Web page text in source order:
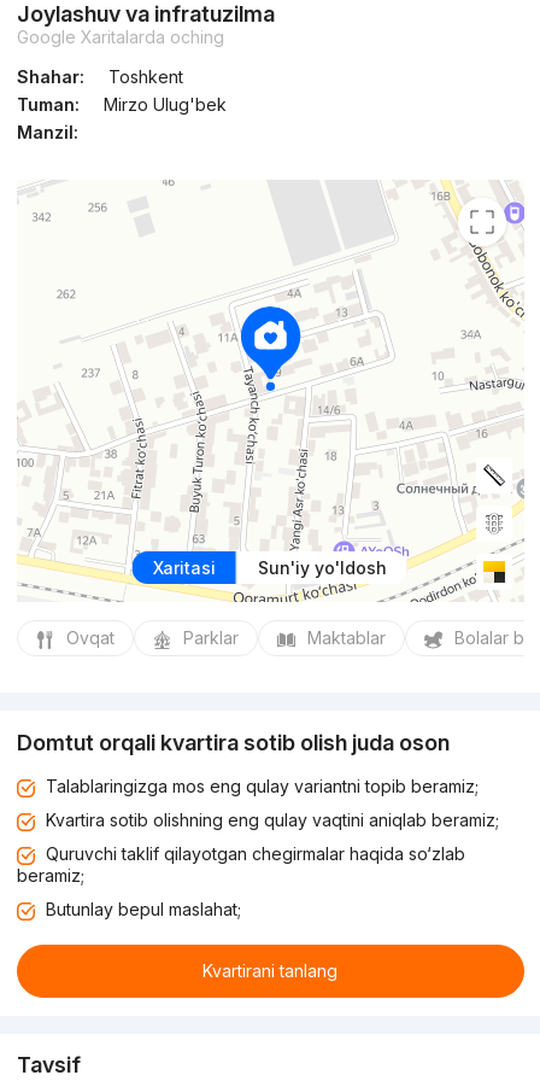
Joylashuv va infratuzilma
Google Xaritalarda oching
Shahar:
Toshkent
Tuman:
Mirzo Ulug'bek
Manzil:
Xaritasi Sun'iy yo'ldosh
Ovqat Parklar Maktablar Bolalar
Domtut orqali kvartira sotib olish juda oson
Talablaringizga mos eng qulay variantni topib beramiz;
Kvartira sotib olishning eng qulay vaqtini aniqlab beramiz;
Quruvchi taklif qilayotgan chegirmalar haqida so‘zlab
beramiz;
Butunlay bepul maslahat;
Kvartirani tanlang
Tavsif